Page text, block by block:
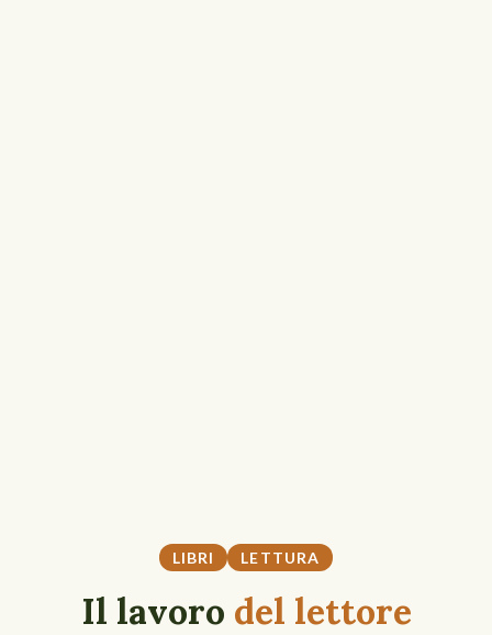
LIBRI LETTURA
Il lavoro del lettore